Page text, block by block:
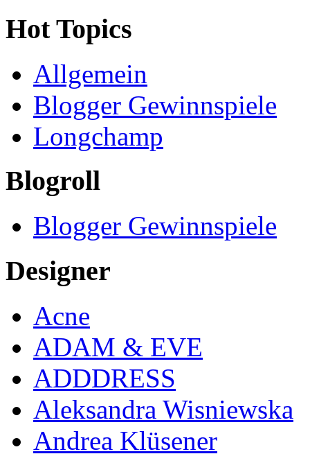
Hot Topics
Allgemein
Blogger Gewinnspiele
Longchamp
Blogroll
Blogger Gewinnspiele
Designer
Acne
ADAM & EVE
ADDDRESS
Aleksandra Wisniewska
Andrea Klüsener